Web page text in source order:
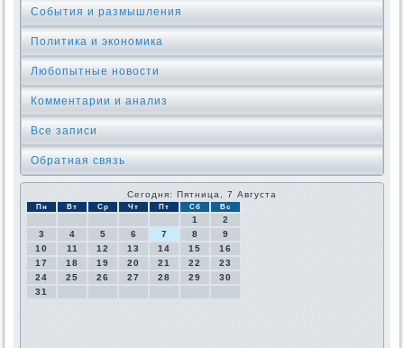
События и размышления
Политика и экономика
Любопытные новости
Комментарии и анализ
Все записи
Обратная связь
Сегодня: Пятница, 7 Августа
Пн Вт Ср Чт Пт Сб Вс
1
2
3
4 5 6 7 8
9
10
11 12 13 14 15
16
17
18 19 20 21 22
23
24
25 26 27 28 29
30
31